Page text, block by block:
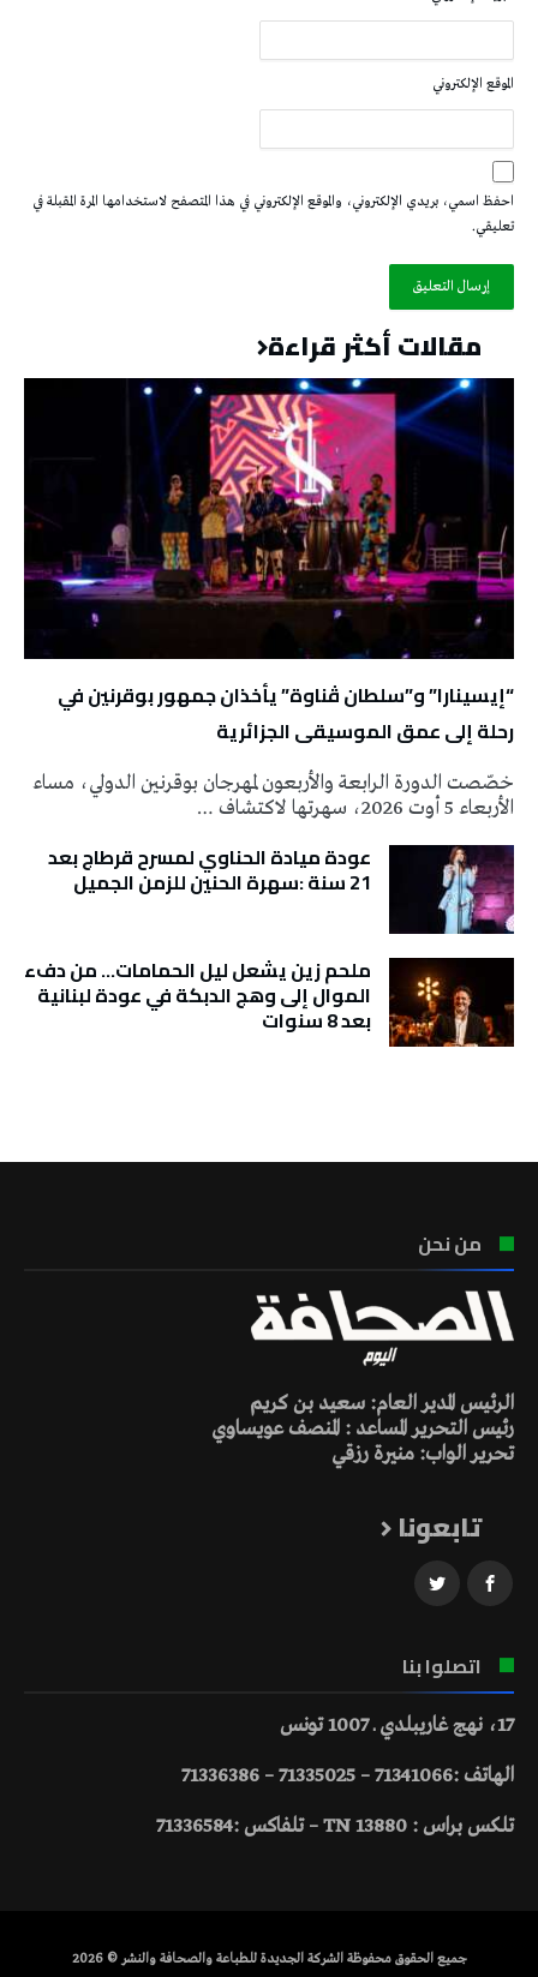
الموقع الإلكتروني
احفظ اسمي، بريدي الإلكتروني، والموقع الإلكتروني في هذا المتصفح لاستخدامها المرة المقبلة في
تعليقي.
مقالات أكثر قراءة
“إيسينارا” و”سلطان ڤناوة” يأخذان جمهور بوقرنين في
رحلة إلى عمق الموسيقى الجزائرية
خصّصت الدورة الرابعة والأربعون لمهرجان بوقرنين الدولي، مساء
الأربعاء 5 أوت 2026، سهرتها لاكتشاف …
عودة ميادة الحناوي لمسرح قرطاج بعد
21 سنة :سهرة الحنين للزمن الجميل
ملحم زين يشعل ليل الحمامات… من دفء
الموال إلى وهج الدبكة في عودة لبنانية
بعد 8 سنوات
من نحن
الرئيس المدير العام: سعيد بن كريم
رئيس التحرير المساعد : المنصف عويساوي
تحرير الواب: منيرة رزقي
تابعونا
اتصلوا بنا
17، نهج غاريبلدي ـ 1007 تونس
الهاتف :71341066 – 71335025 – 71336386
تلكس براس : 13880 TN – تلفاكس :71336584
جميع الحقوق محفوظة الشركة الجديدة للطباعة والصحافة والنشر © 2026